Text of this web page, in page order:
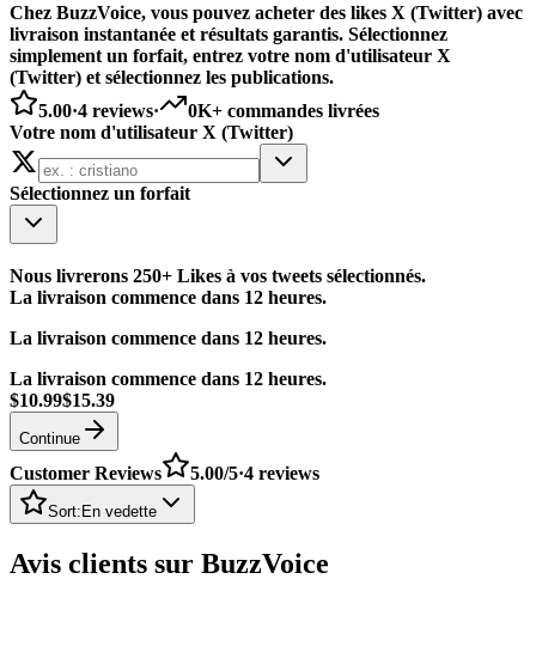
Chez BuzzVoice, vous pouvez acheter des likes X (Twitter) avec
livraison instantanée et résultats garantis. Sélectionnez
simplement un forfait, entrez votre nom d'utilisateur X
(Twitter) et sélectionnez les publications.
5.00·4 reviews· 0K+ commandes livrées
Votre nom d'utilisateur X (Twitter)
Sélectionnez un forfait
Nous livrerons 250+ Likes à vos tweets sélectionnés.
La livraison commence dans 12 heures.
La livraison commence dans 12 heures.
La livraison commence dans 12 heures.
$10.99$15.39
Continue
Customer Reviews 5.00/5·4 reviews
Sort: En vedette
Avis clients sur BuzzVoice